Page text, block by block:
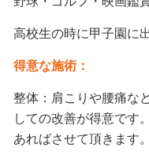
高校生の時に甲子園に
得意な施術：
整体：肩こりや腰痛な
しての改善が得意です
あればさせて頂きます。